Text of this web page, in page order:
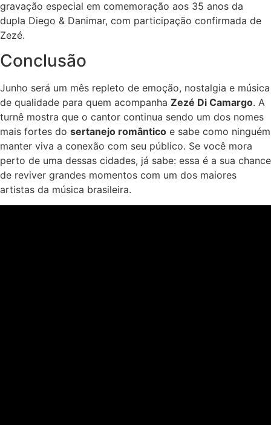
gravação especial em comemoração aos 35 anos da
dupla Diego & Danimar, com participação confirmada de
Zezé.
Conclusão
Junho será um mês repleto de emoção, nostalgia e música
de qualidade para quem acompanha Zezé Di Camargo. A
turnê mostra que o cantor continua sendo um dos nomes
mais fortes do sertanejo romântico e sabe como ninguém
manter viva a conexão com seu público. Se você mora
perto de uma dessas cidades, já sabe: essa é a sua chance
de reviver grandes momentos com um dos maiores
artistas da música brasileira.